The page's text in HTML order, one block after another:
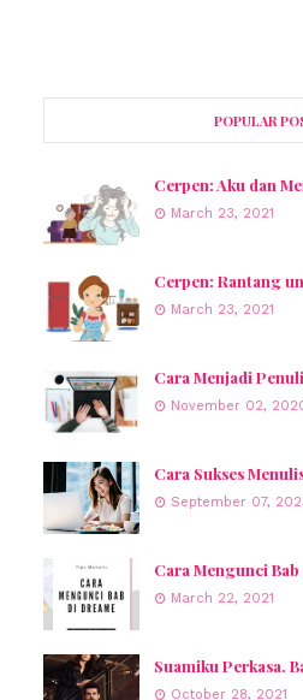
POPULAR
Cerpen: Aku dan
March 23, 2021
Cerpen: Rantang
March 23, 2021
Cara Menjadi
November 02,
Cara Sukses
September 07,
Cara Mengunci
March 22, 2021
Suamiku Perkasa.
October 28, 2021